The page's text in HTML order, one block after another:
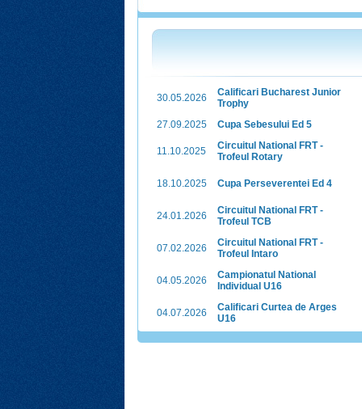
30.05.2026
Calificari Bucharest Junior
Trophy
27.09.2025
Cupa Sebesului Ed 5
11.10.2025
Circuitul National FRT -
Trofeul Rotary
18.10.2025 Cupa Perseverentei Ed 4
24.01.2026
Circuitul National FRT -
Trofeul TCB
07.02.2026
Circuitul National FRT -
Trofeul Intaro
04.05.2026
Campionatul National
Individual U16
04.07.2026
Calificari Curtea de Arges
U16